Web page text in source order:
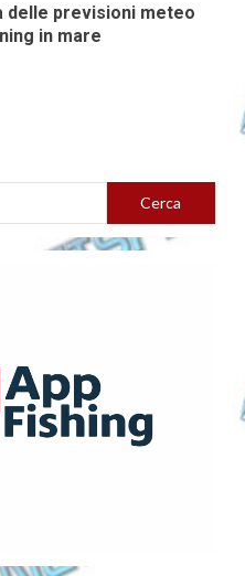
delle previsioni meteo
in mare
Cerca